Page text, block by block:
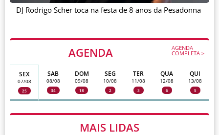
AGENDA AGENDA
COMPLETA >
SEX
07/08
25
SAB
08/08
34
DOM
09/08
18
SEG
10/08
2
TER
11/08
3
QUA
12/08
6
QUI
13/08
5
MAIS LIDAS
DJ Rodrigo Scher toca na festa de 8 anos da Pesadonna